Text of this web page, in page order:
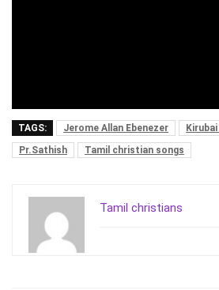
TAGS: Jerome Allan Ebenezer
Pr.Sathish
Tamil christian songs
Tamil christians